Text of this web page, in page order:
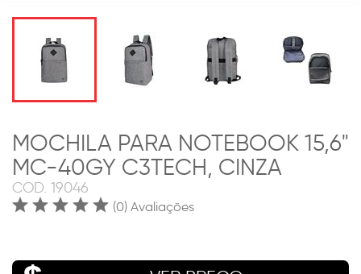
MOCHILA PARA NOTEBOOK 15,6"
MC-40GY C3TECH, CINZA
COD. 19046
(0) Avaliações